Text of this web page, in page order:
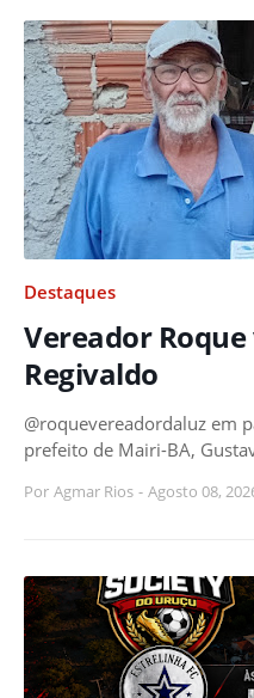
Destaques
Vereador
Regivaldo
@roquevereadordaluz em
prefeito de Mairi-BA,
Por Agmar Rios - Agosto 08,